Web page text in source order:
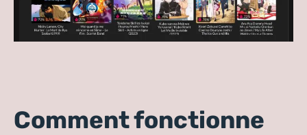
Comment fonctionne